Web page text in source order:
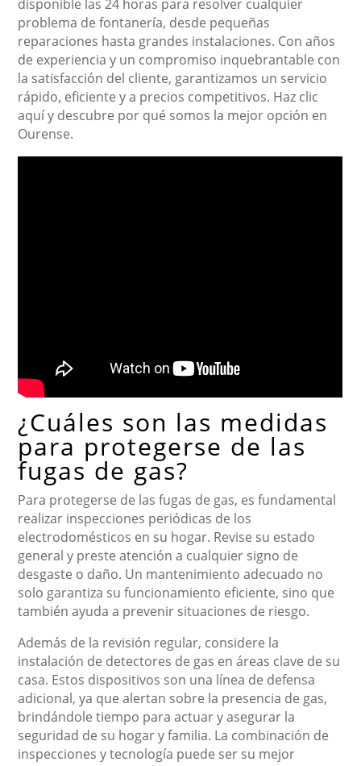
disponible las 24 horas para resolver cualquier
problema de fontanería, desde pequeñas
reparaciones hasta grandes instalaciones. Con años
de experiencia y un compromiso inquebrantable con
la satisfacción del cliente, garantizamos un servicio
rápido, eficiente y a precios competitivos. Haz clic
aquí y descubre por qué somos la mejor opción en
Ourense.
¿Cuáles son las medidas
para protegerse de las
fugas de gas?
Para protegerse de las fugas de gas, es fundamental
realizar inspecciones periódicas de los
electrodomésticos en su hogar. Revise su estado
general y preste atención a cualquier signo de
desgaste o daño. Un mantenimiento adecuado no
solo garantiza su funcionamiento eficiente, sino que
también ayuda a prevenir situaciones de riesgo.
Además de la revisión regular, considere la
instalación de detectores de gas en áreas clave de su
casa. Estos dispositivos son una línea de defensa
adicional, ya que alertan sobre la presencia de gas,
brindándole tiempo para actuar y asegurar la
seguridad de su hogar y familia. La combinación de
inspecciones y tecnología puede ser su mejor